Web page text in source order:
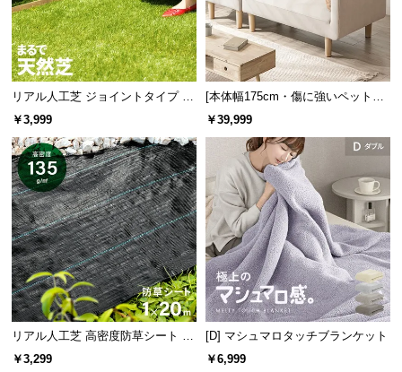
配
送
に
つ
い
開
梱
設
置
サ
ー
ビ
ス
に
つ
い
リアル人工芝 ジョイントタイプ 30
cm 9枚 芝丈25mm
￥3,999
[本体幅175cm・傷に強いペット対
応生地] 2人掛けソファーベッド レ
イアウト自由 カウチ
￥39,999
リアル人工芝 高密度防草シート 1×
20m
￥3,299
[D] マシュマロタッチブランケット
￥6,999